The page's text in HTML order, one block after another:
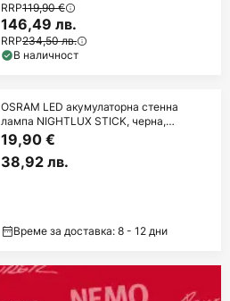
RRP119,90 €
146,49 лв.
RRP234,50 лв.
В наличност
OSRAM LED акумулаторна стенна
лампа NIGHTLUX STICK, черна,
touchdim
19,90 €
38,92 лв.
Време за доставка: 8 - 12 дни